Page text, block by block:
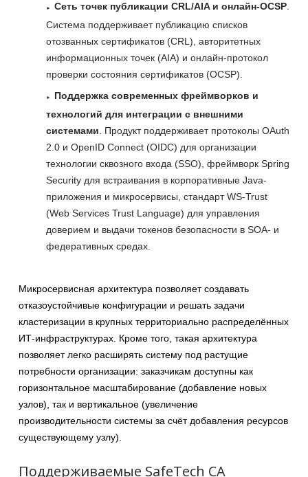
Сеть точек публикации CRL/AIA и онлайн-OCSP.
Система поддерживает публикацию списков
отозванных сертификатов (CRL), авторитетных
информационных точек (AIA) и онлайн-протокол
проверки состояния сертификатов (OCSP).
Поддержка современных фреймворков и
технологий для интеграции с внешними
системами. Продукт поддерживает протоколы OAuth
2.0 и OpenID Connect (OIDC) для организации
технологии сквозного входа (SSO), фреймворк Spring
Security для встраивания в корпоративные Java-
приложения и микросервисы, стандарт WS-Trust
(Web Services Trust Language) для управления
доверием и выдачи токенов безопасности в SOA- и
федеративных средах.
Микросервисная архитектура позволяет создавать
отказоустойчивые конфигурации и решать задачи
кластеризации в крупных территориально распределённых
ИТ-инфраструктурах. Кроме того, такая архитектура
позволяет легко расширять систему под растущие
потребности организации: заказчикам доступны как
горизонтальное масштабирование (добавление новых
узлов), так и вертикальное (увеличение
производительности системы за счёт добавления ресурсов
существующему узлу).
Поддерживаемые SafeTech CA